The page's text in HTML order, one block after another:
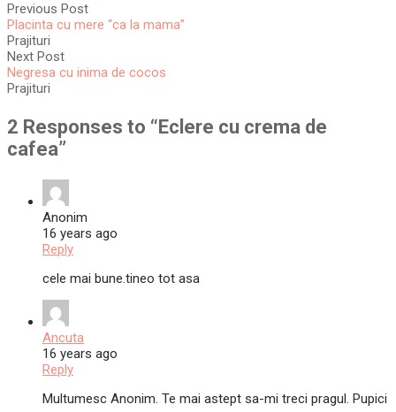
Previous Post
Placinta cu mere “ca la mama”
Prajituri
Next Post
Negresa cu inima de cocos
Prajituri
2 Responses to “ Eclere cu crema de
cafea”
Anonim
16 years ago
Reply
cele mai bune.tineo tot asa
Ancuta
16 years ago
Reply
Multumesc Anonim. Te mai astept sa-mi treci pragul. Pupici